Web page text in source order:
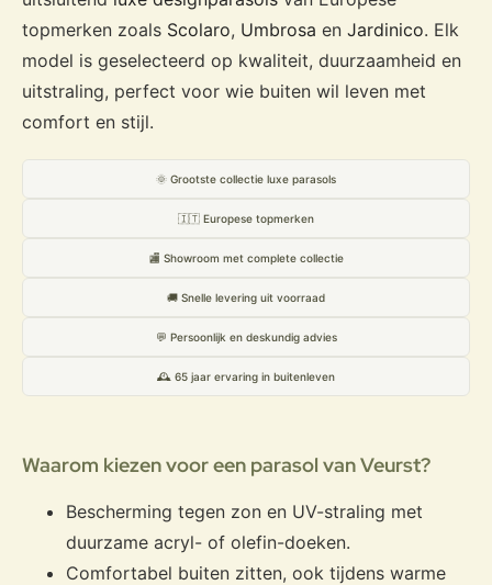
topmerken zoals Scolaro, Umbrosa en Jardinico. Elk
model is geselecteerd op kwaliteit, duurzaamheid en
uitstraling, perfect voor wie buiten wil leven met
comfort en stijl.
🌞 Grootste collectie luxe parasols
🇮🇹 Europese topmerken
🏬 Showroom met complete collectie
🚚 Snelle levering uit voorraad
💬 Persoonlijk en deskundig advies
🕰️ 65 jaar ervaring in buitenleven
Waarom kiezen voor een parasol van Veurst?
Bescherming tegen zon en UV-straling met
duurzame acryl- of olefin-doeken.
Comfortabel buiten zitten, ook tijdens warme